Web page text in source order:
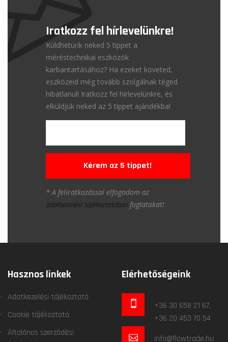
Iratkozz fel hírlevelünkre!
Küldhetünk neked 5 tippet a
méréstechnikai eszközök
karbantartásához? Ha ezeket követed,
eszközeid még tovább szolgálnak téged
hibátlanul! Iratkozz fel hírlevelünkre, és
elküldjük neked az 5 tippet ajándékba!
Kérem az 5 tippet!
* A feliratkozással elfogadom az
adatkezelési tájékoztatóbanfoglatakat!
Hasznos linkek
Adatkezelési tájékoztató
Cookie tájékoztató
Általános szerződési
Elérhetőségeink
+36 30 658 21 67,
+36 20 453 70 54
info@flowtrade.hu